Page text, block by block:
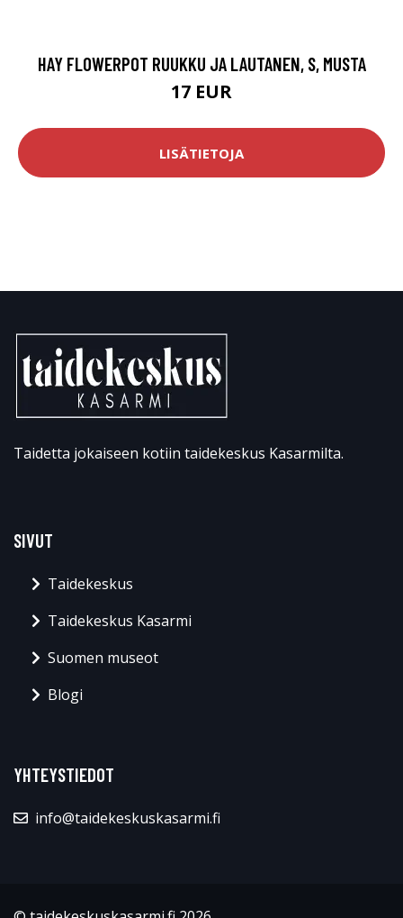
HAY FLOWERPOT RUUKKU JA LAUTANEN, S, MUSTA
17 EUR
LISÄTIETOJA
Taidetta jokaiseen kotiin taidekeskus Kasarmilta.
SIVUT
Taidekeskus
Taidekeskus Kasarmi
Suomen museot
Blogi
YHTEYSTIEDOT
info@taidekeskuskasarmi.fi